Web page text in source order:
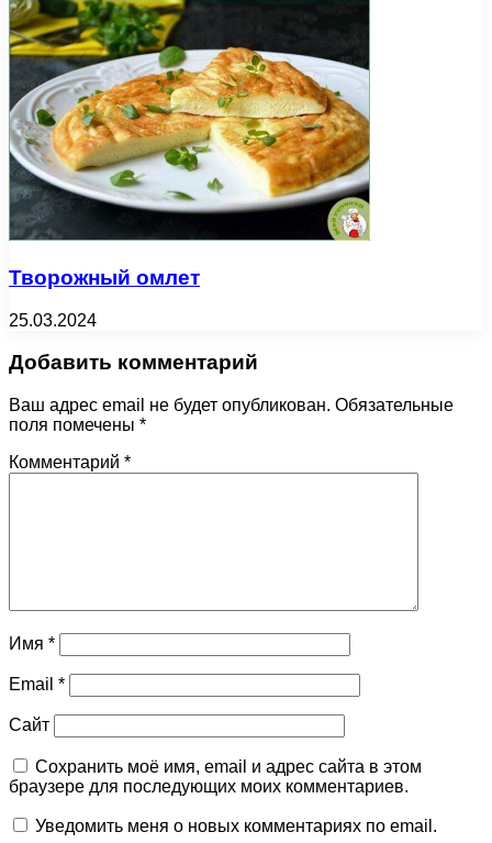
Творожный омлет
25.03.2024
Добавить комментарий
Ваш адрес email не будет опубликован. Обязательные
поля помечены *
Комментарий *
Имя *
Email *
Сайт
Сохранить моё имя, email и адрес сайта в этом
браузере для последующих моих комментариев.
Уведомить меня о новых комментариях по email.